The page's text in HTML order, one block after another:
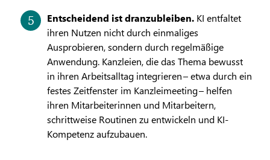
Entscheidend ist dranzubleiben. KI entfaltet
ihren Nutzen nicht durch einmaliges
Ausprobieren, sondern durch regelmäßige
Anwendung. Kanzleien, die das Thema bewusst
in ihren Arbeitsalltag integrieren – etwa durch ein
festes Zeitfenster im Kanzleimeeting – helfen
ihren Mitarbeiterinnen und Mitarbeitern,
schrittweise Routinen zu entwickeln und KI-
Kompetenz aufzubauen.